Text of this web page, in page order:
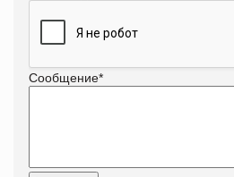
Сообщение*